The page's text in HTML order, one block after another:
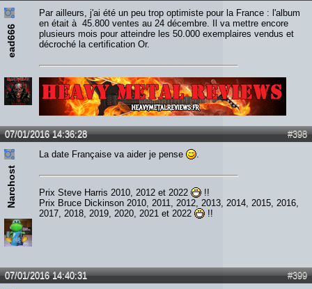
ead666
Par ailleurs, j'ai été un peu trop optimiste pour la France : l'album
en était à 45.800 ventes au 24 décembre. Il va mettre encore
plusieurs mois pour atteindre les 50.000 exemplaires vendus et
décroché la certification Or.
#398
07/01/2016 14:36:28
Narchost
La date Française va aider je pense .
Prix Steve Harris 2010, 2012 et 2022
!!
Prix Bruce Dickinson 2010, 2011, 2012, 2013, 2014, 2015, 2016,
2017, 2018, 2019, 2020, 2021 et 2022
!!
#399
07/01/2016 14:40:31